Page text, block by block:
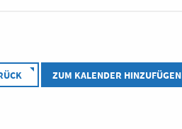
ZUM KALENDER HINZUFÜGEN